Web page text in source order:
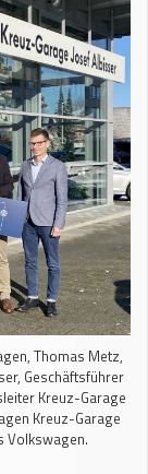
Thomas Metz,
Geschäftsführer
Kreuz-Garage
Kreuz-Garage
Volkswagen.